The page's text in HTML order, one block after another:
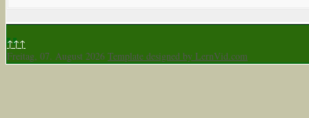
↑↑↑
Freitag, 07. August 2026 Template designed by LernVid.com